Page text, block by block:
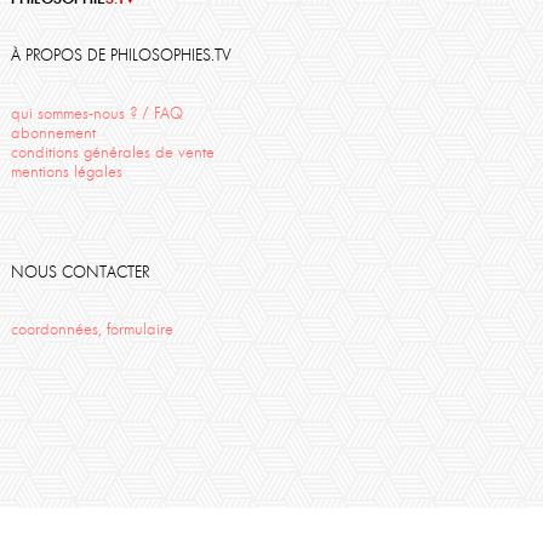
ActionPsychanalyse
À PROPOS DE PHILOSOPHIES.TV
qui sommes-nous ? / FAQ
abonnement
conditions générales de vente
mentions légales
NOUS CONTACTER
coordonnées, formulaire